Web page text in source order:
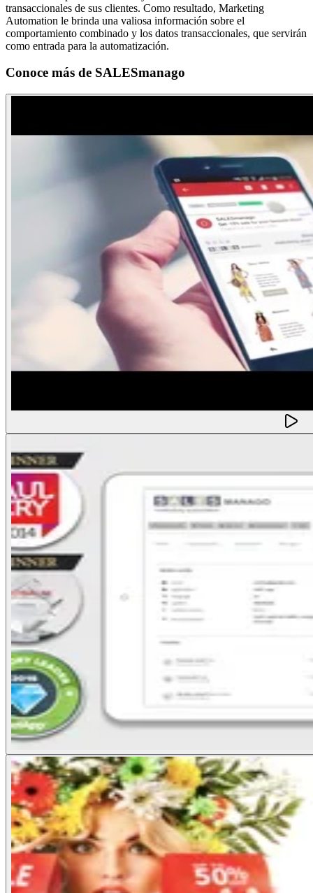
transaccionales de sus clientes. Como resultado, Marketing
Automation le brinda una valiosa información sobre el
comportamiento combinado y los datos transaccionales, que servirán
como entrada para la automatización.
Conoce más de SALESmanago